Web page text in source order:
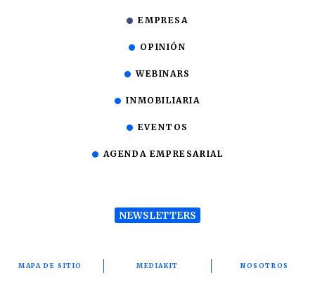
EMPRESA
OPINIÓN
WEBINARS
INMOBILIARIA
EVENTOS
AGENDA EMPRESARIAL
NEWSLETTERS
MAPA DE SITIO MEDIAKIT NOSOTROS